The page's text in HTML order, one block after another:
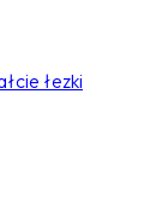
łezki